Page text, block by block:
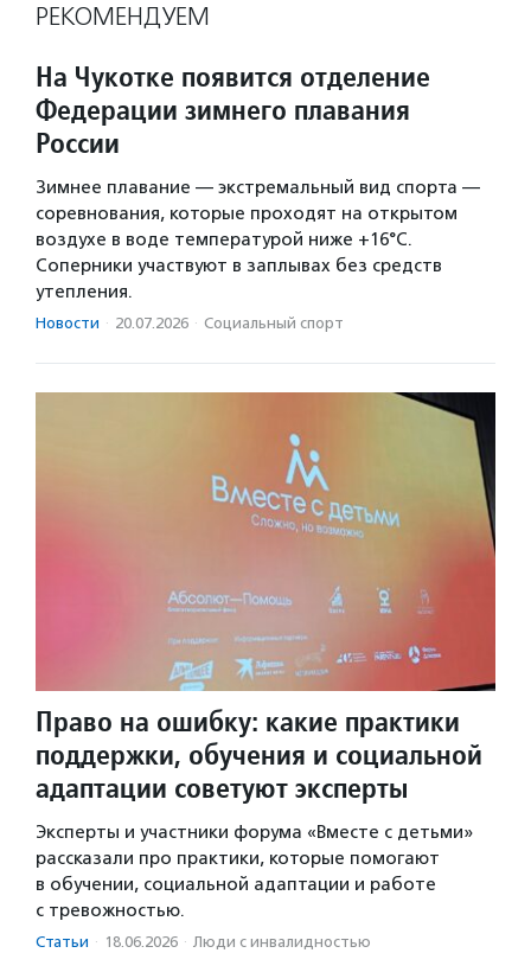
РЕКОМЕНДУЕМ
На Чукотке появится отделение
Федерации зимнего плавания
России
Зимнее плавание — экстремальный вид спорта —
соревнования, которые проходят на открытом
воздухе в воде температурой ниже +16°С.
Соперники участвуют в заплывах без средств
утепления.
Новости · 20.07.2026 · Социальный спорт
Право на ошибку: какие практики
поддержки, обучения и социальной
адаптации советуют эксперты
Эксперты и участники форума «Вместе с детьми»
рассказали про практики, которые помогают
в обучении, социальной адаптации и работе
с тревожностью.
Статьи · 18.06.2026 · Люди с инвалидностью